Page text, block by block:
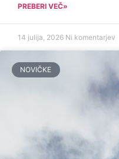
PREBERI VEČ»
14 julija, 2026 Ni komentarjev
NOVIČKE